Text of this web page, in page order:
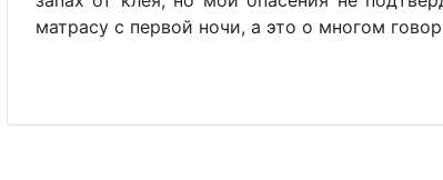
матрасу с первой ночи, а это о многом